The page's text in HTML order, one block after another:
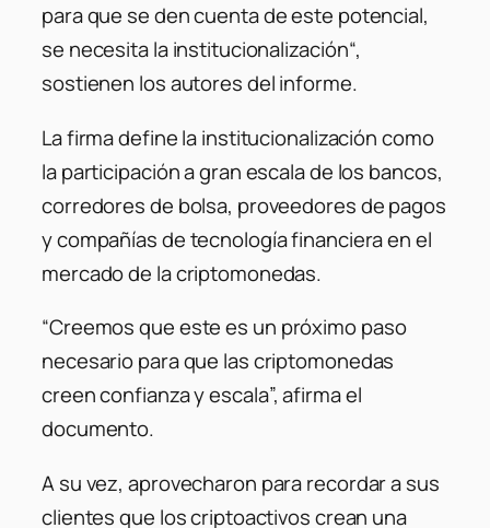
para que se den cuenta de este potencial,
se necesita la institucionalización“,
sostienen los autores del informe.
La firma define la institucionalización como
la participación a gran escala de los bancos,
corredores de bolsa, proveedores de pagos
y compañías de tecnología financiera en el
mercado de la criptomonedas.
“Creemos que este es un próximo paso
necesario para que las criptomonedas
creen confianza y escala”, afirma el
documento.
A su vez, aprovecharon para recordar a sus
clientes que los criptoactivos crean una